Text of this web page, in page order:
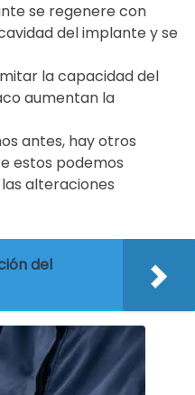
se regenere con
del implante y se
la capacidad del
aumentan la
antes, hay otros
estos podemos
alteraciones
del